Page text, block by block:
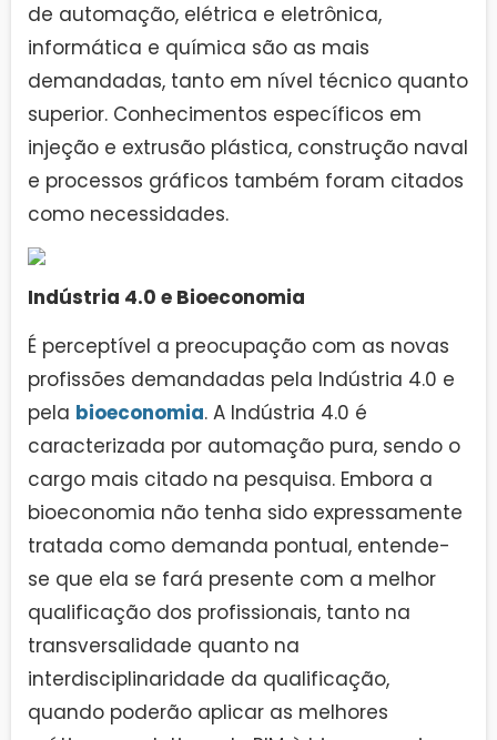
de automação, elétrica e eletrônica,
informática e química são as mais
demandadas, tanto em nível técnico quanto
superior. Conhecimentos específicos em
injeção e extrusão plástica, construção naval
e processos gráficos também foram citados
como necessidades.
Indústria 4.0 e Bioeconomia
É perceptível a preocupação com as novas
profissões demandadas pela Indústria 4.0 e
pela bioeconomia. A Indústria 4.0 é
caracterizada por automação pura, sendo o
cargo mais citado na pesquisa. Embora a
bioeconomia não tenha sido expressamente
tratada como demanda pontual, entende-
se que ela se fará presente com a melhor
qualificação dos profissionais, tanto na
transversalidade quanto na
interdisciplinaridade da qualificação,
quando poderão aplicar as melhores